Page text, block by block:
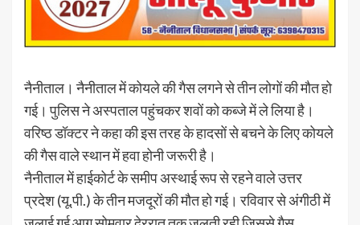
नैनीताल। नैनीताल में कोयले की गैस लगने से तीन लोगों की मौत हो
गई। पुलिस ने अस्पताल पहुंचकर शवों को कब्जे में ले लिया है।
वरिष्ठ डॉक्टर ने कहा की इस तरह के हादसों से बचने के लिए कोयले
की गैस वाले स्थान में हवा होनी जरूरी है।
नैनीताल में हाईकोर्ट के समीप अस्थाई रूप से रहने वाले उत्तर
प्रदेश (यू.पी.) के तीन मजदूरों की मौत हो गई। रविवार से अंगीठी में